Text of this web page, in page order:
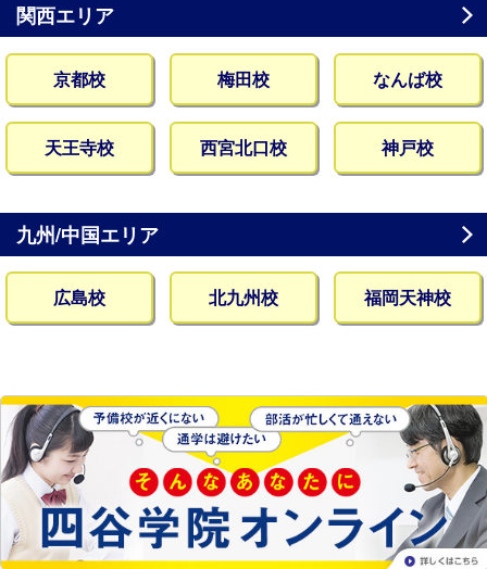
関西エリア
京都校 梅田校 なんば校
天王寺校 西宮北口校 神戸校
九州/中国エリア
広島校 北九州校 福岡天神校